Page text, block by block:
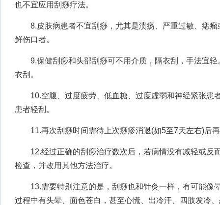
也不宜应用刮痧疗法。
8.皮肤病患者不宜刮痧，尤其是溃疡、严重过敏、痣瘤
鲜伤口者。
9.保健刮痧和头部刮痧可不用介质，隔衣刮，手法宜轻
衣刮。
10.空腹、过度疲劳、低血糖、过度虚弱和神经紧张患
患者轻刮。
11.再次刮痧时间需待上次痧疹消退(如5至7天左右)后
12.经过正确的刮痧治疗数次后，若病情没有减轻或反
检查，并改用其他方法治疗。
13.需要特别注意的是，刮痧也和针灸一样，有可能像
过程中有头晕、面色苍白，甚至心慌、出冷汗、四肢发冷